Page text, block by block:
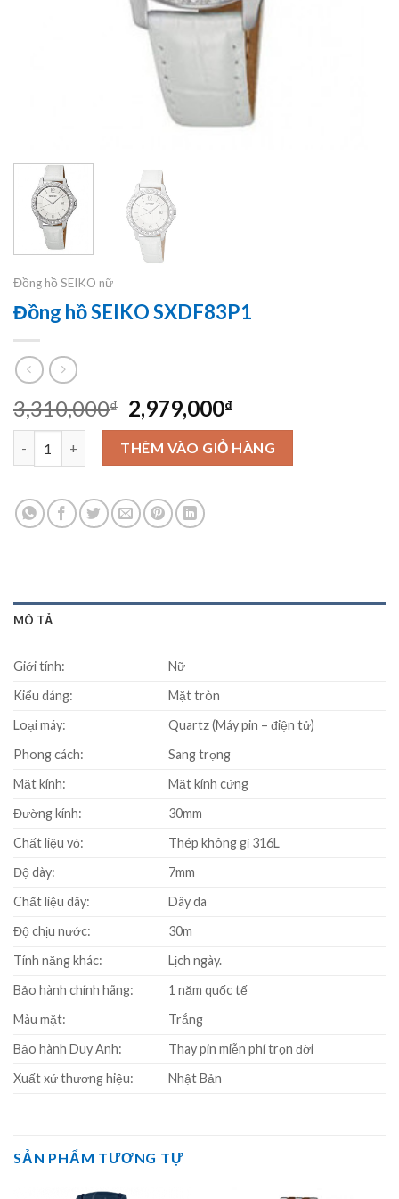
Đồng hồ SEIKO nữ
Đồng hồ SEIKO SXDF83P1
3,310,000₫ Original
price
was:
3,310,000₫.
2,979,000₫Current
price
is:
2,979,000₫.
Đồng hồ SEIKO SXDF83P1 số lượng
THÊM VÀO GIỎ HÀNG
MÔ TẢ
Giới tính:
Nữ
Kiểu dáng:
Mặt tròn
Loại máy:
Quartz (Máy pin – điện tử)
Phong cách:
Sang trọng
Mặt kính:
Mặt kính cứng
Đường kính:
30mm
Chất liệu vỏ:
Thép không gỉ 316L
Độ dày:
7mm
Chất liệu dây:
Dây da
Độ chịu nước:
30m
Tính năng khác:
Lịch ngày.
Bảo hành chính hãng:
1 năm quốc tế
Màu mặt:
Trắng
Bảo hành Duy Anh:
Thay pin miễn phí trọn đời
Xuất xứ thương hiệu:
Nhật Bản
SẢN PHẨM TƯƠNG TỰ